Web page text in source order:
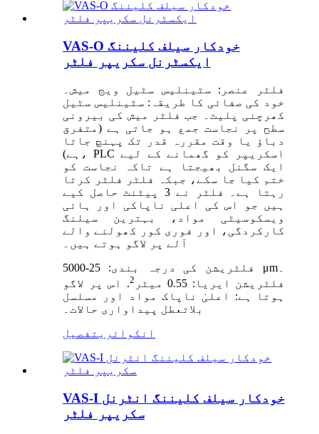
VAS-O خودکار سیلف کلیننگ
ایکسٹرنل سکریپر فلٹر
فلٹر عنصر: سٹینلیس سٹیل ویج میش۔
خود کی صفائی کا طریقہ: سٹینلیس سٹیل
کھرچنی پلیٹ۔ جب فلٹر میش کی بیرونی
سطح پر نجاست جمع ہو جاتی ہے (متفرق
دباؤ یا وقت مقررہ قدر تک پہنچ جاتا
ہے)، PLC اسکریپر کو گھمانے کے لیے
ایک سگنل بھیجتا ہے تاکہ نجاست کو
ختم کیا جا سکے، جبکہ فلٹر فلٹر کرتا
رہتا ہے۔ فلٹر نے 3 پیٹنٹ حاصل کیے
ہیں جو اس کی اعلی ناپاکی اور ہائی
ویسکوسیٹی مواد، بہترین سیلنگ
کارکردگی، اور فوری کور کھولنے والے
آلے پر لاگو ہوتے ہیں۔
فلٹریشن کی درجہ بندی: 25-5000 μm۔
فلٹریشن ایریا: 0.55 میٹر
2. اس پر لاگو
ہوتا ہے: اعلیٰ ناپاک مواد اور مسلسل
بلاتعطل پیداواری حالات۔
انکوائری تفصیل
VAS-I خودکار سیلف کلیننگ انٹرنل
سکریپر فلٹر